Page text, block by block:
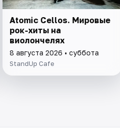
Atomic Cellos. Мировые
рок-хиты на
виолончелях
8 августа 2026 • суббота
StandUp Cafe